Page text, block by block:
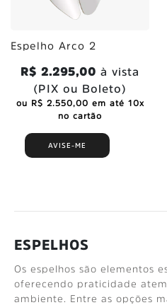
Espelho Arco 2
AVISE-ME
R$ 2.295,00 à vista
(PIX ou Boleto)
ou R$ 2.550,00 em até 10x
no cartão
ESPELHOS
Os espelhos são elementos
oferecendo praticidade
ambiente. Entre as opções